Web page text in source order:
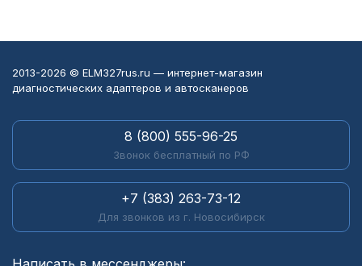
2013-2026 © ELM327rus.ru — интернет-магазин
диагностических адаптеров и автосканеров
8 (800) 555-96-25
Звонок бесплатный по РФ
+7 (383) 263-73-12
Для звонков из г. Новосибирск